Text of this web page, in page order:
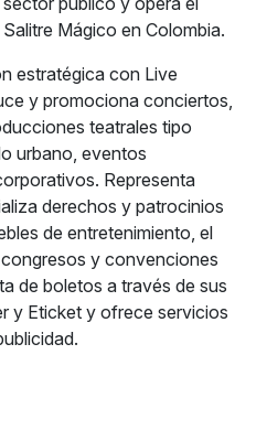
Mágico en Colombia.
estratégica con Live
y promociona conciertos,
teatrales tipo
urbano, eventos
Representa
derechos y patrocinios
de entretenimiento, el
y convenciones
de boletos a través de sus
y Eticket y ofrece servicios